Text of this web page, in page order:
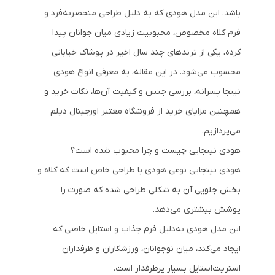
باشد. این مدل هودی که به دلیل طراحی منحصربه‌فرد و
فرم کلاه مخصوص، محبوبیت زیادی میان جوانان پیدا
کرده، یکی از ترندهای چند سال اخیر در پوشاک خیابانی
محسوب می‌شود. در این مقاله، به معرفی انواع هودی
نینجا پسرانه، بررسی جنس و کیفیت آن‌ها، نکات خرید و
همچنین مزایای خرید از فروشگاه معتبر اورجینال دیلم
می‌پردازیم.
هودی نینجایی چیست و چرا محبوب شده است؟
هودی نینجایی نوعی هودی با طراحی خاص است که کلاه و
بخش جلویی آن به شکلی طراحی شده که صورت را
پوشش بیشتری می‌دهد.
این مدل هودی به‌دلیل فرم جذاب و استایل خاصی که
ایجاد می‌کند، میان نوجوانان، ورزشکاران و طرفداران
استریت‌استایل بسیار پرطرفدار است.